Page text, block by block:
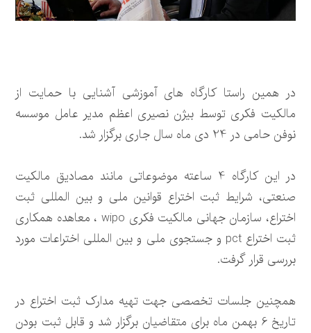
در همین راستا کارگاه های آموزشی آشنایی با حمایت از
مالکیت فکری توسط بیژن نصیری اعظم مدیر عامل موسسه
نوفن حامی در 24 دی ماه سال جاری برگزار شد.
در این کارگاه 4 ساعته موضوعاتی مانند مصادیق مالکیت
صنعتی، شرایط ثبت اختراع قوانین ملی و بین المللی ثبت
اختراع، سازمان جهانی مالکیت فکری wipo ، معاهده همکاری
ثبت اختراع pct و جستجوی ملی و بین المللی اختراعات مورد
بررسی قرار گرفت.
همچنین جلسات تخصصی جهت تهیه مدارک ثبت اختراع در
تاریخ 6 بهمن ماه برای متقاضیان برگزار شد و قابل ثبت بودن